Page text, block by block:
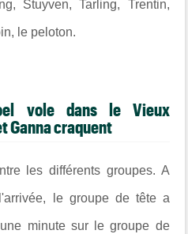
Stuyven, Tarling, Trentin,
le peloton.
vole dans le Vieux
Ganna craquent
les différents groupes. A
le groupe de tête a
minute sur le groupe de